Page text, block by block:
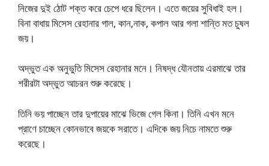
নিজের দুই ঠোট শক্ত করে চেপে ধরে ছিলেন। এতে জয়ের সুবিধাই হল।
বিনা বাধায় মিসেস রেহানার গাল, কান,নাক, কপাল আর গলা শান্তি মত চুষল
জয়।
অদ্ভুত এক অনুভুতি মিসেস রেহানার মনে। নিষদ্ধ যৌনতায় এরমাঝে তার
শরীরটা অদ্ভুত আচরন শুরু করেছে।
তিনি ভয় পাচ্ছেন তার দুপায়ের মাঝে ভিজে গেল কিনা। তিনি এখন মনে
প্রাণে চাচ্ছেন কোনভাবে জয়কে সরাতে। এদিকে জয় নিচে নামতে শুরু
করেছে।